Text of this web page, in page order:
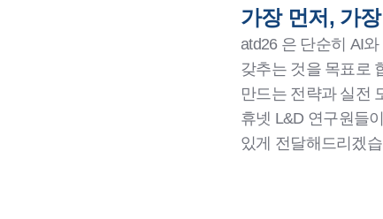
가장 먼저, 가
atd26 은 단순히 AI
갖추는 것을 목표로
만드는 전략과 실전
휴넷 L&D 연구원들
있게 전달해드리겠